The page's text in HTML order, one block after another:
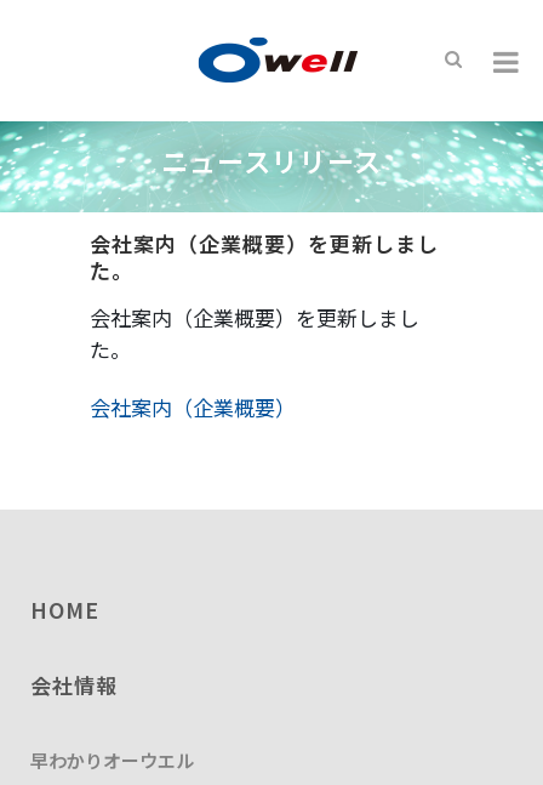
ニュースリリース
会社案内（企業概要）を更新しまし
た。
会社案内（企業概要）を更新しまし
た。
会社案内（企業概要）
HOME
会社情報
早わかりオーウエル